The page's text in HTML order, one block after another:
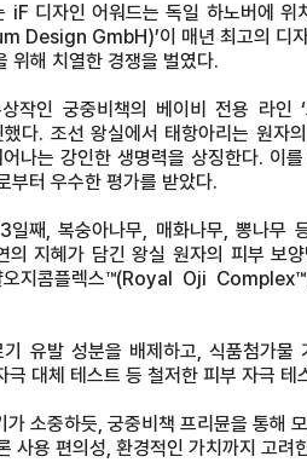
iF 디자인 어워드는 독일 하노버에
GmbH)’이 매년 최고의 디자
위해 치열한 경쟁을 벌였다.
작인 궁중비책의 베이비 전용 라인
다. 조선 왕실에서 태항아리는 원
나는 강인한 생명력을 상징한다. 이
부터 우수한 평가를 받았다.
째, 복숭아나무, 매화나무, 뽕나무
의 지혜가 담긴 왕실 원자의 피부 보
지콤플렉스™(Royal Oji
유발 성분을 배제하고, 식품첨가
대체 테스트 등 철저한 피부 자극 테
소중하듯, 궁중비책 프리뮨을 통해
사용 편의성, 환경적인 가치까지 고